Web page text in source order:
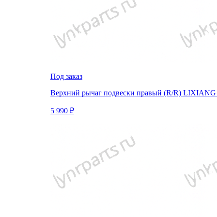
Под заказ
Верхний рычаг подвески правый (R/R)
5 990 ₽